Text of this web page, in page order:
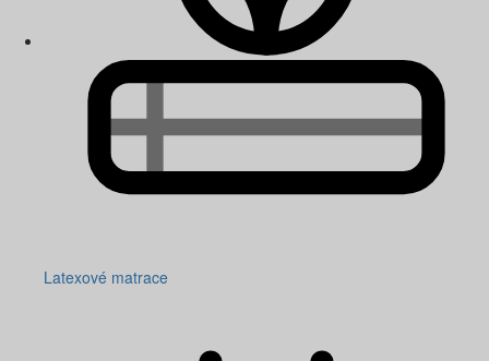
Latexové matrace